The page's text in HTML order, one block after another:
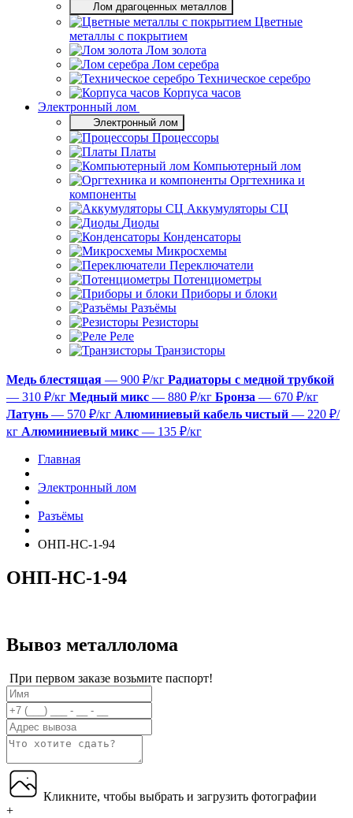
Лом драгоценных металлов
Цветные
металлы с покрытием
Лом золота
Лом серебра
Техническое серебро
Корпуса часов
Электронный лом
Электронный лом
Процессоры
Платы
Компьютерный лом
Оргтехника и
компоненты
Аккумуляторы СЦ
Диоды
Конденсаторы
Микросхемы
Переключатели
Потенциометры
Приборы и блоки
Разъёмы
Резисторы
Реле
Транзисторы
Медь блестящая — 900 ₽/кг Радиаторы с медной трубкой
— 310 ₽/кг Медный микс — 880 ₽/кг Бронза — 670 ₽/кг
Латунь — 570 ₽/кг Алюминиевый кабель чистый — 220 ₽/
кг Алюминиевый микс — 135 ₽/кг
Главная
Электронный лом
Разъёмы
ОНП-НС-1-94
ОНП-НС-1-94
Вывоз металлолома
При первом заказе возьмите паспорт!
Кликните, чтобы выбрать и загрузить фотографии
+